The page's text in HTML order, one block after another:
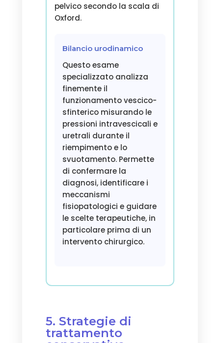
pelvico secondo la scala di
Oxford.
Bilancio urodinamico
Questo esame
specializzato analizza
finemente il
funzionamento vescico-
sfinterico misurando le
pressioni intravescicali e
uretrali durante il
riempimento e lo
svuotamento. Permette
di confermare la
diagnosi, identificare i
meccanismi
fisiopatologici e guidare
le scelte terapeutiche, in
particolare prima di un
intervento chirurgico.
5. Strategie di
trattamento